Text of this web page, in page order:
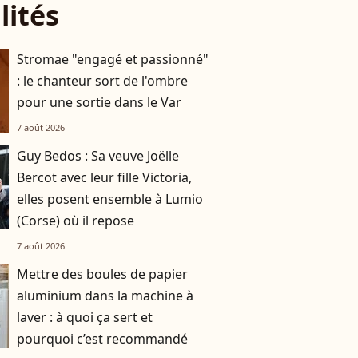
Stromae "engagé et passionné"
: le chanteur sort de l'ombre
pour une sortie dans le Var
7 août 2026
Guy Bedos : Sa veuve Joëlle
Bercot avec leur fille Victoria,
elles posent ensemble à Lumio
(Corse) où il repose
7 août 2026
Mettre des boules de papier
aluminium dans la machine à
laver : à quoi ça sert et
pourquoi c’est recommandé